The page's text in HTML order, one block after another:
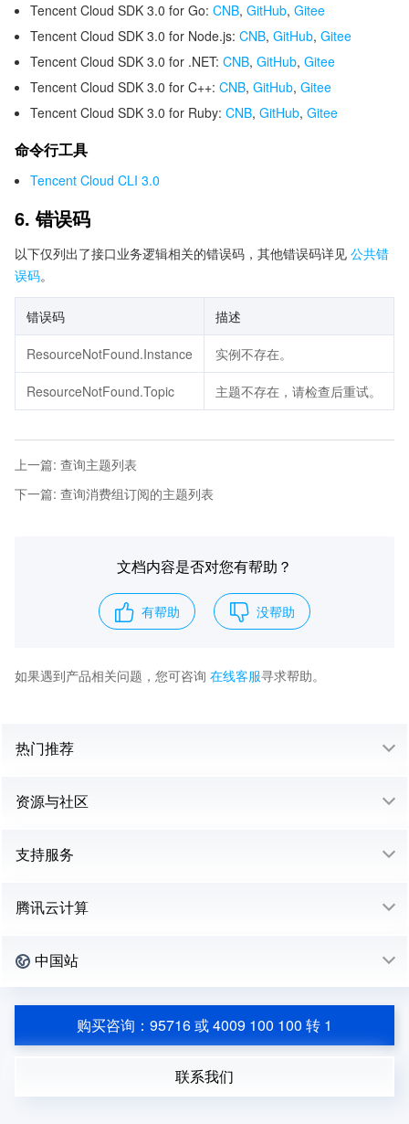
Tencent Cloud SDK 3.0 for Go: CNB, GitHub, Gitee
Tencent Cloud SDK 3.0 for Node.js: CNB, GitHub, Gitee
Tencent Cloud SDK 3.0 for .NET: CNB, GitHub, Gitee
Tencent Cloud SDK 3.0 for C++: CNB, GitHub, Gitee
Tencent Cloud SDK 3.0 for Ruby: CNB, GitHub, Gitee
命令行工具
Tencent Cloud CLI 3.0
6. 错误码
以下仅列出了接口业务逻辑相关的错误码，其他错误码详见 公共错
误码。
错误码 描述
ResourceNotFound.Instance 实例不存在。
ResourceNotFound.Topic 主题不存在，请检查后重试。
上一篇: 查询主题列表
下一篇: 查询消费组订阅的主题列表
文档内容是否对您有帮助？
有帮助 没帮助
如果遇到产品相关问题，您可咨询 在线客服寻求帮助。
热门推荐
资源与社区
支持服务
腾讯云计算
中国站
购买咨询：95716 或 4009 100 100 转 1
联系我们